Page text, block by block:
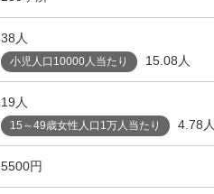
38人
小児人口10000人当たり 15.08人
19人
15～49歳女性人口1万人当たり 4.78人
5500円